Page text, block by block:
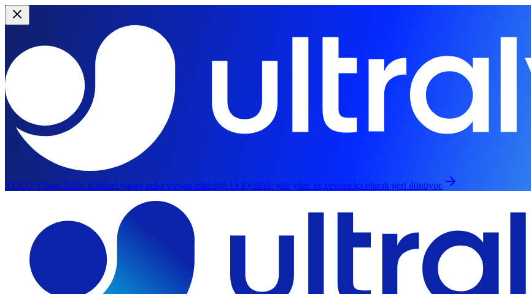
YOLO Vision 2026: Küresel yapay zeka vizyon etkinliği 13 Eylül'de yüz yüze ve çevrim içi olarak geri dönüyor.